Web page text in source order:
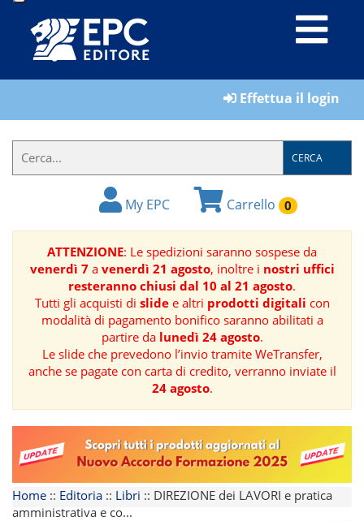
LIBRI
IL
FORMATORE
BOOK
RIVISTE
MANUALISTICA
SOFTWARE
TEMATICHE
Effettua il login
CERCA
My EPC Carrello 0
ATTENZIONE: Le spedizioni saranno sospese da
venerdì 7a venerdì 21 agosto, inoltre i nostri uffici
resteranno chiusi dal 10 al 21 agosto.
Tutti gli acquisti di slidee altri prodotti digitali con
modalità di pagamento bonifico saranno abilitati a
partire da lunedì 24 agosto.
Le slide che prevedono l’invio tramite WeTransfer,
anche se pagate con carta di credito, verranno inviate il
24 agosto.
Home :: Editoria :: Libri :: DIREZIONE dei LAVORI e pratica
amministrativa e co...